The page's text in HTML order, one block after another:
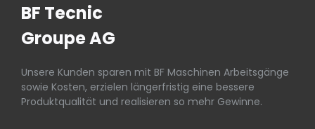
BF Tecnic
Groupe AG
Unsere Kunden sparen mit BF Maschinen Arbeitsgänge
sowie Kosten, erzielen längerfristig eine bessere
Produktqualität und realisieren so mehr Gewinne.